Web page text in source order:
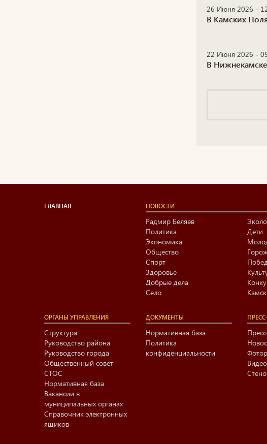
26 Июня 2026 -
В Камских
22 Июня 2026 -
В
ГЛАВНАЯ НОВОСТИ
Радмир Беляев
Политика
Экономика
Общество
Спорт
Здоровье
Добрые дела
Село
Дети
ОРГАНЫ УПРАВЛЕНИЯ
Структура
Руководство района
Руководство города
Общественный совет
СТОС
Нормативная база
Вакансии в
муниципальных органах
Справочник электронных
ящиков
ДОКУМЕНТЫ
Нормативная база
Политика
конфиденциальности
Видео